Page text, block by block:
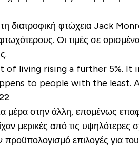
τη διατροφική φτώχεια Jack
Οι τιμές σε
living rising a further 5%.
to people with the least.
μέρα στην άλλη, επομένως
μερικές από τις
προϋπολογισμό επιλογές για